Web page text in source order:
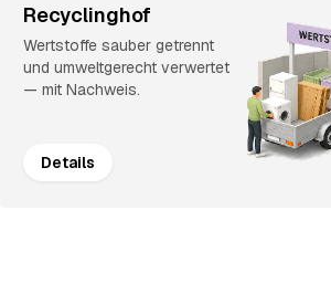
Recyclinghof
Wertstoffe sauber getrennt
und umweltgerecht verwertet
— mit Nachweis.
Details